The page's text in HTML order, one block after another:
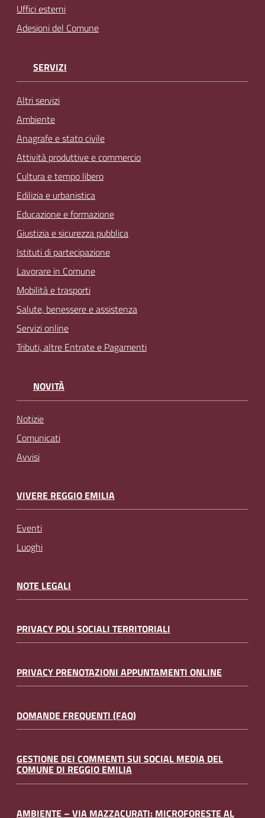
Uffici esterni
Adesioni del Comune
SERVIZI
Altri servizi
Ambiente
Anagrafe e stato civile
Attività produttive e commercio
Cultura e tempo libero
Edilizia e urbanistica
Educazione e formazione
Giustizia e sicurezza pubblica
Istituti di partecipazione
Lavorare in Comune
Mobilità e trasporti
Salute, benessere e assistenza
Servizi online
Tributi, altre Entrate e Pagamenti
NOVITÀ
Notizie
Comunicati
Avvisi
VIVERE REGGIO EMILIA
Eventi
Luoghi
NOTE LEGALI
PRIVACY POLI SOCIALI TERRITORIALI
PRIVACY PRENOTAZIONI APPUNTAMENTI ONLINE
DOMANDE FREQUENTI (FAQ)
GESTIONE DEI COMMENTI SUI SOCIAL MEDIA DEL
COMUNE DI REGGIO EMILIA
AMBIENTE – VIA MAZZACURATI: MICROFORESTE AL